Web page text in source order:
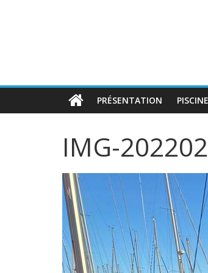
PRÉSENTATION PISCINE
IMG-